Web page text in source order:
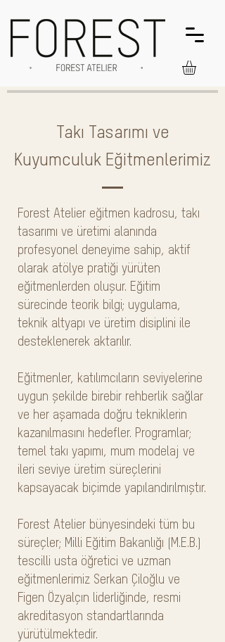
Takı Tasarımı ve
Kuyumculuk Eğitmenlerimiz
Forest Atelier eğitmen kadrosu, takı
tasarımı ve üretimi alanında
profesyonel deneyime sahip, aktif
olarak atölye pratiği yürüten
eğitmenlerden oluşur. Eğitim
sürecinde teorik bilgi; uygulama,
teknik altyapı ve üretim disiplini ile
desteklenerek aktarılır.
Eğitmenler, katılımcıların seviyelerine
uygun şekilde birebir rehberlik sağlar
ve her aşamada doğru tekniklerin
kazanılmasını hedefler. Programlar;
temel takı yapımı, mum modelaj ve
ileri seviye üretim süreçlerini
kapsayacak biçimde yapılandırılmıştır.
Forest Atelier bünyesindeki tüm bu
süreçler; Milli Eğitim Bakanlığı (M.E.B.)
tescilli usta öğretici ve uzman
eğitmenlerimiz Serkan Çiloğlu ve
Figen Özyalçın liderliğinde, resmi
akreditasyon standartlarında
yürütülmektedir.